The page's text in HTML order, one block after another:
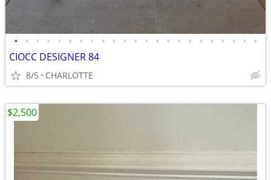
• • • • • • • • • • • • • • • • • • • • • • •
CIOCC DESIGNER 84
8/5 CHARLOTTE
$2,500